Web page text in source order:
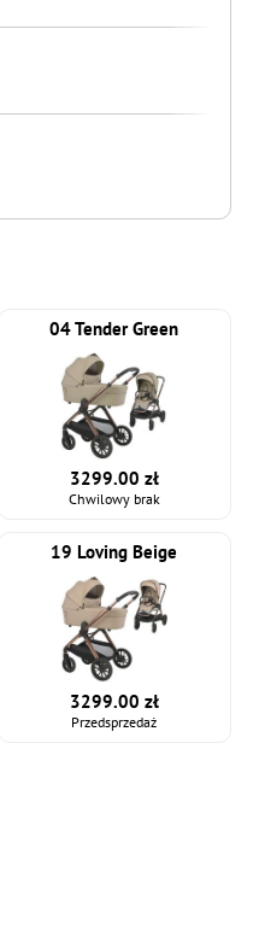
04 Tender Green
3299.00 zł
Chwilowy brak
19 Loving Beige
3299.00 zł
Przedsprzedaż